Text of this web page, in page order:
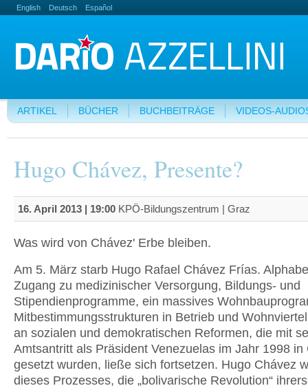
English Deutsch Español
ARTIKEL BÜCHER BUCHBEITRÄGE VIDEOS-
Hugo Chávez, Presente?
16. April 2013 | 19:00 KPÖ-Bildungszentrum | Graz
Was wird von Chávez' Erbe bleiben.
Am 5. März starb Hugo Rafael Chávez Frías.
Zugang zu medizinischer Versorgung, Bildungs- und
Stipendienprogramme, ein massives
Mitbestimmungsstrukturen in Betrieb und
an sozialen und demokratischen Reformen, die mit
Amtsantritt als Präsident Venezuelas im Jahr 1998 in
gesetzt wurden, ließe sich fortsetzen. Hugo Chávez
dieses Prozesses, die „bolivarische Revolution“